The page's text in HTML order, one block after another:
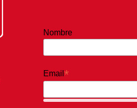
Nombre
Email*